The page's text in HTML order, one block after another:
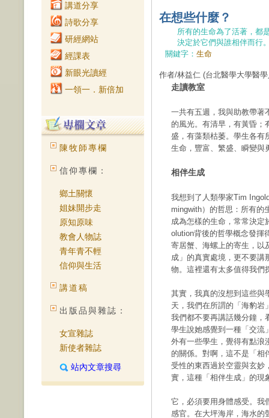
講道分享
詩歌分享
研經網站
經課表
新眼光讀經
一領一．新倍加
陳牧師專欄
信仰專欄：
鄉土關懷
姐妹開步走
原知原味
教會人物誌
青年青不輕
信仰與生活
講道稿
出版品與雜誌：
女宣雜誌
新使者雜誌
站內文章搜尋
在想些什麼？
所有的生命為了活著，都
決定於它們與誰相伴而行
關鍵字： 生命
作者/林益仁 (台北醫學大學醫
走讀教室
一共有五週，我與助教帶著
的風光。有清早，有黃昏；
盛，有藻類枯萎。學生各有
生命，豐富、繁盛、瞬變與
相伴生成
我想到了人類學家Tim
mingwith）的哲思：所有的
成為怎樣的生命，常常決定
olution背後的哲學概念發揮
寄居蟹、海螺上的寄生，以
成」的真實處境，更不要講
物。這裡還有太多值得我們
其實，我真的沒想到這些與
天，我們在所謂的「海豹岩
我們都不要再講話幾分鐘，
學生說她感覺到一種「交流
外有一些學生，覺得有點浪
的關係。對啊，這不是「相
受性的東西過於空靈與玄妙
實，這種「相伴生成」的現
它，必須要用身體感受。我
感官。在大坪海岸，海水的